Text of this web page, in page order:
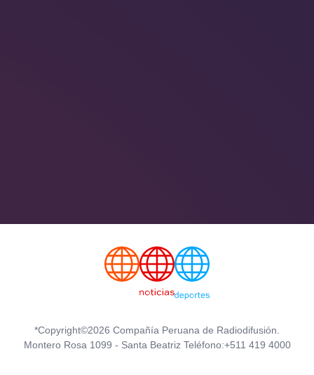
*Copyright©2026 Compañía Peruana de Radiodifusión.
Montero Rosa 1099 - Santa Beatriz Teléfono:+511 419 4000